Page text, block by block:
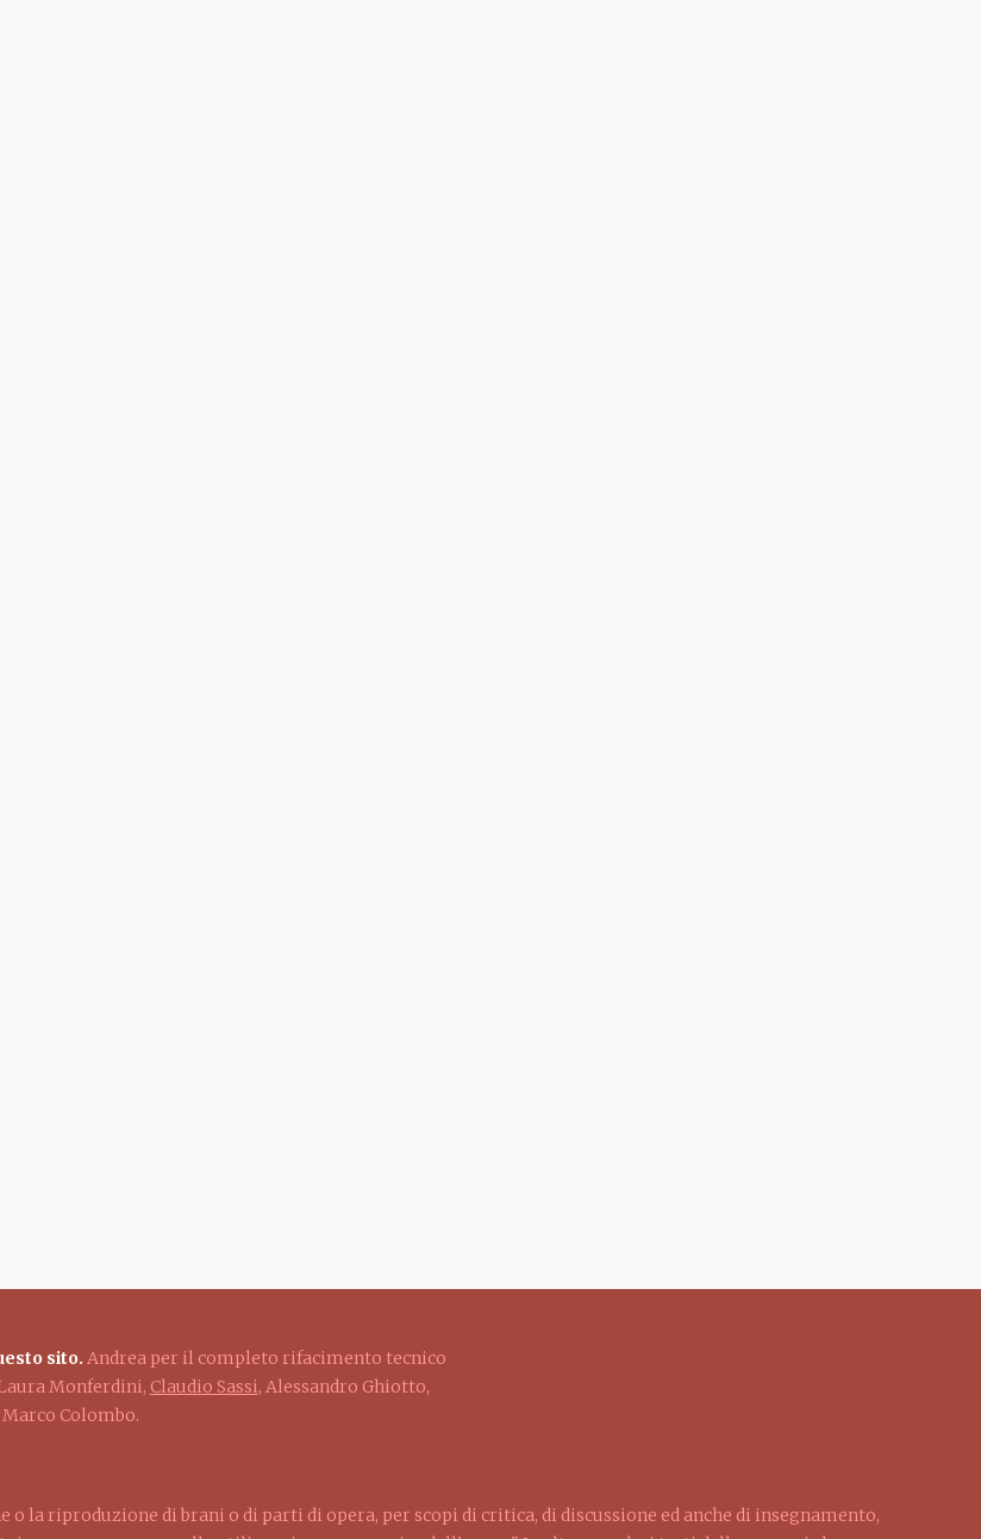
sito. Andrea per il completo rifacimento tecnico
Monferdini, Claudio Sassi, Alessandro Ghiotto,
Colombo.
o la riproduzione di brani o di parti di opera, per scopi di critica, di discussione ed anche di insegnamento,